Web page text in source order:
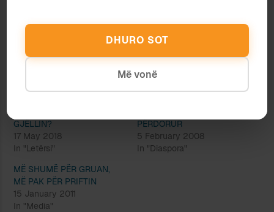
GJËLLIN?
17 May 2018
In "Letërsi"
PËRDORUR
5 February 2008
In "Diaspora"
MË SHUMË PËR GRUAN,
MË PAK PËR PRIFTIN
15 January 2011
In "Media"
DHURO SOT
Më vonë